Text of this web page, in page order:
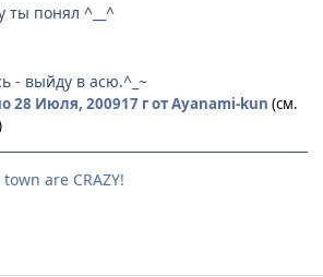
ты понял ^__^
- выйду в асю.^_~
28 Июля, 200917 гот Ayanami-kun (см.
are CRAZY!